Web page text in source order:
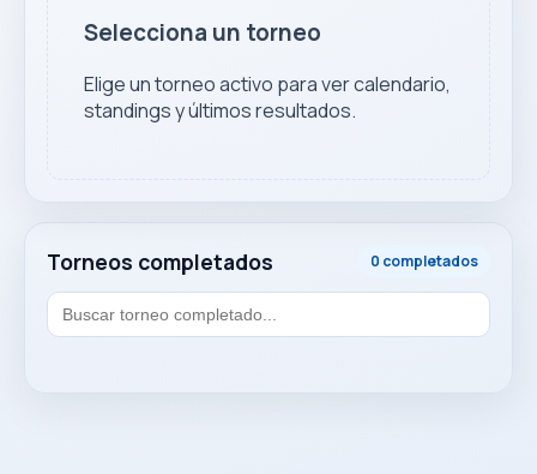
Torneos completados 0 completados
Selecciona un torneo
Elige un torneo activo para ver calendario,
standings y últimos resultados.